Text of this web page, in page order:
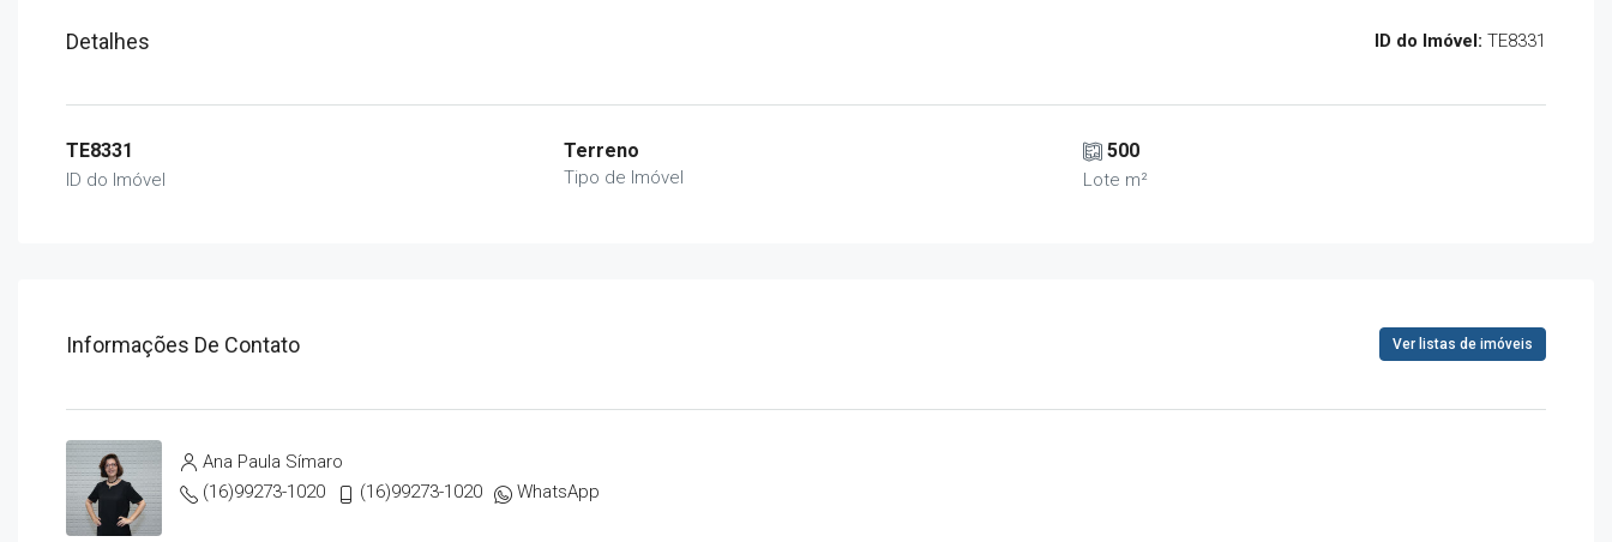
Detalhes ID do Imóvel: TE8331
TE8331
ID do Imóvel
Terreno
Tipo de Imóvel
500
Lote m²
Informações De Contato Ver listas de imóveis
Ana Paula Símaro
(16)99273-1020
(16)99273-1020 WhatsApp